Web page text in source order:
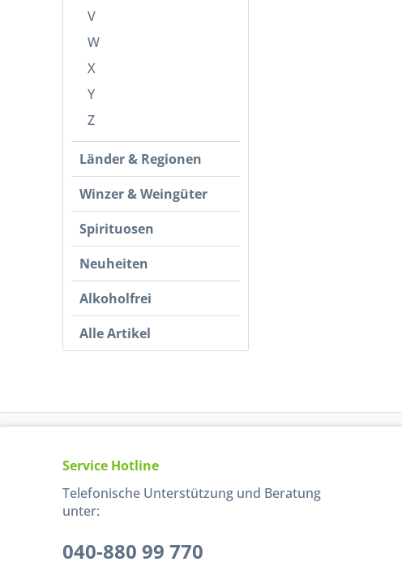
V
W
X
Y
Z
Länder & Regionen
Winzer & Weingüter
Spirituosen
Neuheiten
Alkoholfrei
Alle Artikel
Service Hotline
Telefonische Unterstützung und Beratung
unter:
040-880 99 770